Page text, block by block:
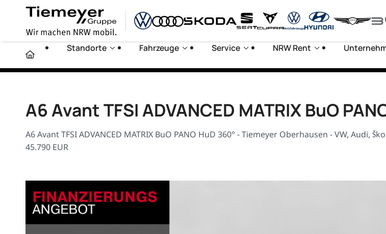
Standorte Fahrzeuge Service NRW Rent
A6 Avant TFSI ADVANCED MATRIX BuO
A6 Avant TFSI ADVANCED MATRIX BuO PANO HuD 360° - Tiemeyer Oberhausen - VW, Audi,
45.790 EUR